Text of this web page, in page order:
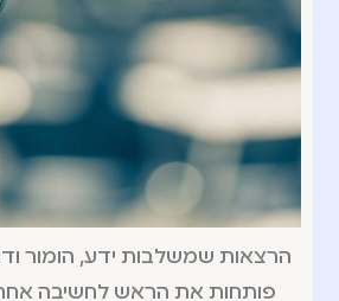
הרצאות שמשלבות ידע, הומור